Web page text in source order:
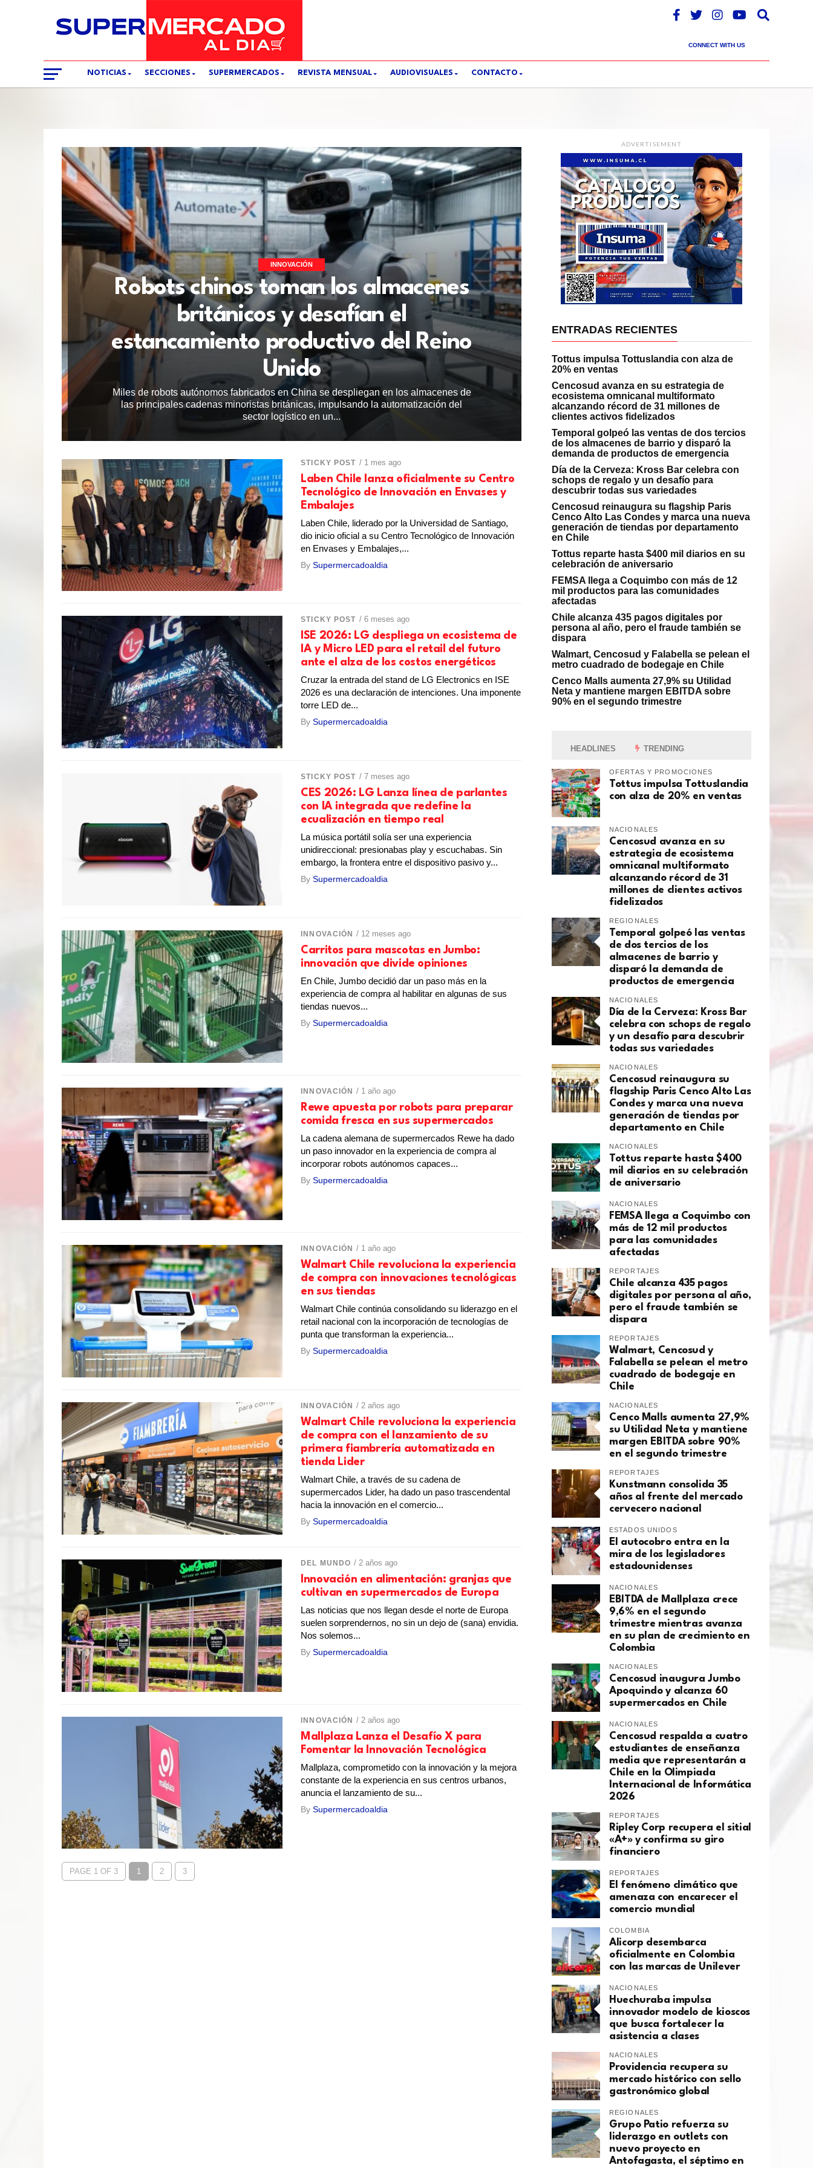
CONNECT WITH US
NOTICIAS SECCIONES SUPERMERCADOS REVISTA MENSUAL AUDIOVISUALES CONTACTO
INNOVACIÓN
Robots chinos toman los almacenes
británicos y desafían el
estancamiento productivo del Reino
Unido
Miles de robots autónomos fabricados en China se despliegan en los almacenes de
las principales cadenas minoristas británicas, impulsando la automatización del
sector logístico en un...
STICKY POST / 1 mes ago
Laben Chile lanza oficialmente su Centro
Tecnológico de Innovación en Envases y
Embalajes
Laben Chile, liderado por la Universidad de Santiago,
dio inicio oficial a su Centro Tecnológico de Innovación
en Envases y Embalajes,...
BySupermercadoaldia
STICKY POST / 6 meses ago
ISE 2026: LG despliega un ecosistema de
IA y Micro LED para el retail del futuro
ante el alza de los costos energéticos
Cruzar la entrada del stand de LG Electronics en ISE
2026 es una declaración de intenciones. Una imponente
torre LED de...
BySupermercadoaldia
STICKY POST / 7 meses ago
CES 2026: LG Lanza línea de parlantes
con IA integrada que redefine la
ecualización en tiempo real
La música portátil solía ser una experiencia
unidireccional: presionabas play y escuchabas. Sin
embargo, la frontera entre el dispositivo pasivo y...
BySupermercadoaldia
INNOVACIÓN / 12 meses ago
Carritos para mascotas en Jumbo:
innovación que divide opiniones
En Chile, Jumbo decidió dar un paso más en la
experiencia de compra al habilitar en algunas de sus
tiendas nuevos...
BySupermercadoaldia
INNOVACIÓN / 1 año ago
Rewe apuesta por robots para preparar
comida fresca en sus supermercados
La cadena alemana de supermercados Rewe ha dado
un paso innovador en la experiencia de compra al
incorporar robots autónomos capaces...
BySupermercadoaldia
INNOVACIÓN / 1 año ago
Walmart Chile revoluciona la experiencia
de compra con innovaciones tecnológicas
en sus tiendas
Walmart Chile continúa consolidando su liderazgo en el
retail nacional con la incorporación de tecnologías de
punta que transforman la experiencia...
BySupermercadoaldia
INNOVACIÓN / 2 años ago
Walmart Chile revoluciona la experiencia
de compra con el lanzamiento de su
primera fiambrería automatizada en
tienda Lider
Walmart Chile, a través de su cadena de
supermercados Lider, ha dado un paso trascendental
hacia la innovación en el comercio...
BySupermercadoaldia
DEL MUNDO / 2 años ago
Innovación en alimentación: granjas que
cultivan en supermercados de Europa
Las noticias que nos llegan desde el norte de Europa
suelen sorprendernos, no sin un dejo de (sana) envidia.
Nos solemos...
BySupermercadoaldia
INNOVACIÓN / 2 años ago
Mallplaza Lanza el Desafío X para
Fomentar la Innovación Tecnológica
Mallplaza, comprometido con la innovación y la mejora
constante de la experiencia en sus centros urbanos,
anuncia el lanzamiento de su...
BySupermercadoaldia
PAGE 1 OF 3 1 2 3
ADVERTISEMENT
ENTRADAS RECIENTES
Tottus impulsa Tottuslandia con alza de
20% en ventas
Cencosud avanza en su estrategia de
ecosistema omnicanal multiformato
alcanzando récord de 31 millones de
clientes activos fidelizados
Temporal golpeó las ventas de dos tercios
de los almacenes de barrio y disparó la
demanda de productos de emergencia
Día de la Cerveza: Kross Bar celebra con
schops de regalo y un desafío para
descubrir todas sus variedades
Cencosud reinaugura su flagship Paris
Cenco Alto Las Condes y marca una nueva
generación de tiendas por departamento
en Chile
Tottus reparte hasta $400 mil diarios en su
celebración de aniversario
FEMSA llega a Coquimbo con más de 12
mil productos para las comunidades
afectadas
Chile alcanza 435 pagos digitales por
persona al año, pero el fraude también se
dispara
Walmart, Cencosud y Falabella se pelean el
metro cuadrado de bodegaje en Chile
Cenco Malls aumenta 27,9% su Utilidad
Neta y mantiene margen EBITDA sobre
90% en el segundo trimestre
HEADLINES TRENDING
OFERTAS Y PROMOCIONES
Tottus impulsa Tottuslandia
con alza de 20% en ventas
NACIONALES
Cencosud avanza en su
estrategia de ecosistema
omnicanal multiformato
alcanzando récord de 31
millones de clientes activos
fidelizados
REGIONALES
Temporal golpeó las ventas
de dos tercios de los
almacenes de barrio y
disparó la demanda de
productos de emergencia
NACIONALES
Día de la Cerveza: Kross Bar
celebra con schops de regalo
y un desafío para descubrir
todas sus variedades
NACIONALES
Cencosud reinaugura su
flagship Paris Cenco Alto Las
Condes y marca una nueva
generación de tiendas por
departamento en Chile
NACIONALES
Tottus reparte hasta $400
mil diarios en su celebración
de aniversario
NACIONALES
FEMSA llega a Coquimbo con
más de 12 mil productos
para las comunidades
afectadas
REPORTAJES
Chile alcanza 435 pagos
digitales por persona al año,
pero el fraude también se
dispara
REPORTAJES
Walmart, Cencosud y
Falabella se pelean el metro
cuadrado de bodegaje en
Chile
NACIONALES
Cenco Malls aumenta 27,9%
su Utilidad Neta y mantiene
margen EBITDA sobre 90%
en el segundo trimestre
REPORTAJES
Kunstmann consolida 35
años al frente del mercado
cervecero nacional
ESTADOS UNIDOS
El autocobro entra en la
mira de los legisladores
estadounidenses
NACIONALES
EBITDA de Mallplaza crece
9,6% en el segundo
trimestre mientras avanza
en su plan de crecimiento en
Colombia
NACIONALES
Cencosud inaugura Jumbo
Apoquindo y alcanza 60
supermercados en Chile
NACIONALES
Cencosud respalda a cuatro
estudiantes de enseñanza
media que representarán a
Chile en la Olimpiada
Internacional de Informática
2026
REPORTAJES
Ripley Corp recupera el sitial
«A+» y confirma su giro
financiero
REPORTAJES
El fenómeno climático que
amenaza con encarecer el
comercio mundial
COLOMBIA
Alicorp desembarca
oficialmente en Colombia
con las marcas de Unilever
NACIONALES
Huechuraba impulsa
innovador modelo de kioscos
que busca fortalecer la
asistencia a clases
NACIONALES
Providencia recupera su
mercado histórico con sello
gastronómico global
REGIONALES
Grupo Patio refuerza su
liderazgo en outlets con
nuevo proyecto en
Antofagasta, el séptimo en